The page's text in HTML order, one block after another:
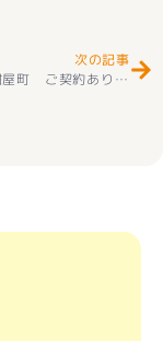
】令和8年
次の記事
☆甲府市元紺屋町 ご契約ありがとうございました☺☆